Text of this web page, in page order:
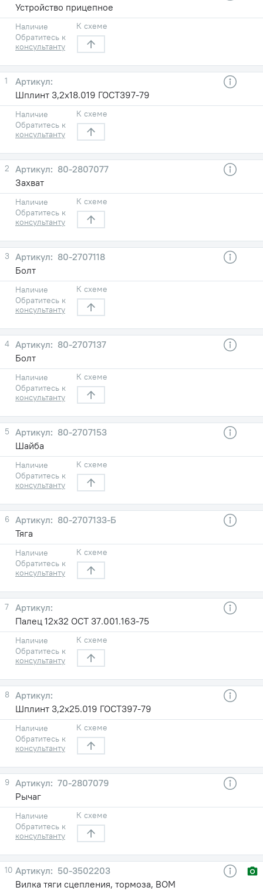
Устройство прицепное
Наличие
Обратитесь к
консультанту
К схеме
1
Шплинт 3,2х18.019 ГОСТ397-79
Наличие
Обратитесь к
консультанту
К схеме
2
80-2807077
Захват
Наличие
Обратитесь к
консультанту
К схеме
3
80-2707118
Болт
Наличие
Обратитесь к
консультанту
К схеме
4
80-2707137
Болт
Наличие
Обратитесь к
консультанту
К схеме
5
80-2707153
Шайба
Наличие
Обратитесь к
консультанту
К схеме
6
80-2707133-Б
Тяга
Наличие
Обратитесь к
консультанту
К схеме
7
Палец 12х32 ОСТ 37.001.163-75
Наличие
Обратитесь к
консультанту
К схеме
8
Шплинт 3,2х25.019 ГОСТ397-79
Наличие
Обратитесь к
консультанту
К схеме
9
70-2807079
Рычаг
Наличие
Обратитесь к
консультанту
К схеме
10
50-3502203
Вилка тяги сцепления, тормоза, ВОМ